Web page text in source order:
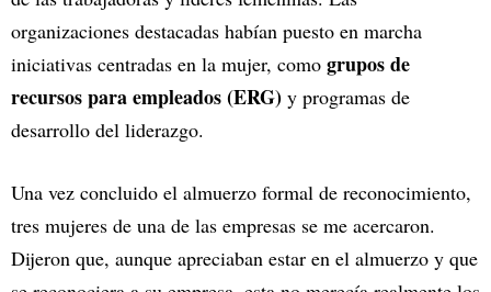
organizaciones destacadas habían puesto en marcha
iniciativas centradas en la mujer, como grupos de
recursos para empleados (ERG) y programas de
desarrollo del liderazgo.
Una vez concluido el almuerzo formal de reconocimiento,
tres mujeres de una de las empresas se me acercaron.
Dijeron que, aunque apreciaban estar en el almuerzo y que